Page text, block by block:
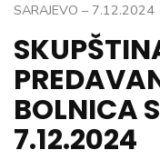
SARAJEVO – 7.12.2024
BOLNICA
7.12.2024